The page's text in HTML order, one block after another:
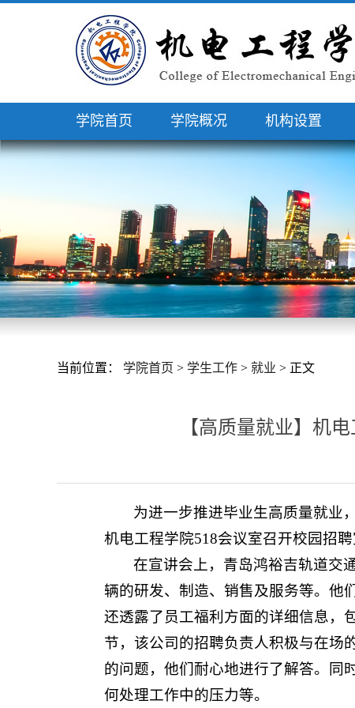
学院首页 学院概况 机构设置
当前位置： 学院首页 > 学生工作 > 就业 > 正文
【高质量就业】机
为进一步推进毕业生高质量就业
机电工程学院518会议室召开校园招
在宣讲会上，青岛鸿裕吉轨道交
辆的研发、制造、销售及服务等。他
还透露了员工福利方面的详细信息，
节，该公司的招聘负责人积极与在场
的问题，他们耐心地进行了解答。同
何处理工作中的压力等。